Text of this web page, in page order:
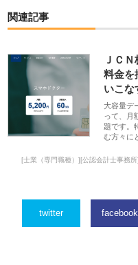
関連記事
ＪＣ
料金を
いこな
大容量デ
って、月
題です。
む方々に
[士業（専門職種）][公認会計士事務所]
twitter facebook